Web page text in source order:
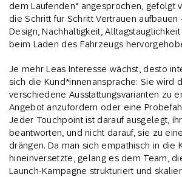
dem Laufenden“ angesprochen, gefolgt
die Schritt für Schritt Vertrauen
Design, Nachhaltigkeit,
beim Laden des Fahrzeugs
Je mehr Leas Interesse wächst, desto
sich die Kund*innenansprache: Sie wird
verschiedene Ausstattungsvarianten zu
Angebot anzufordern oder eine
Jeder Touchpoint ist darauf ausgelegt,
beantworten, und nicht darauf, sie zu
drängen. Da man sich empathisch in die
hineinversetzte, gelang es dem Team,
Launch-Kampagne strukturiert und